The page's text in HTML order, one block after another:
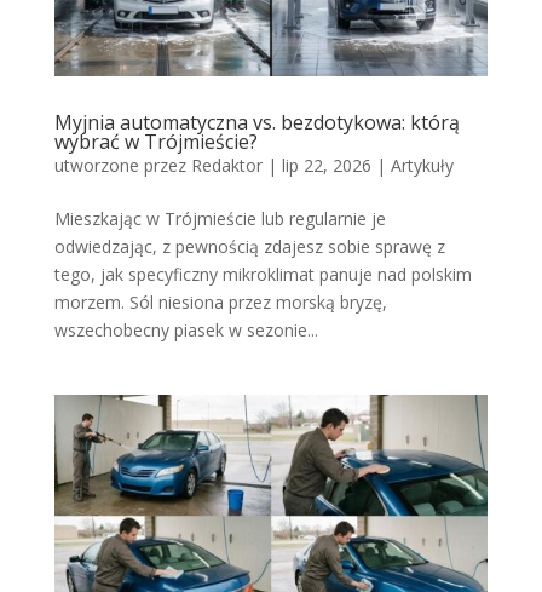
Myjnia automatyczna vs. bezdotykowa: którą
wybrać w Trójmieście?
utworzone przez Redaktor| lip 22, 2026 | Artykuły
Mieszkając w Trójmieście lub regularnie je
odwiedzając, z pewnością zdajesz sobie sprawę z
tego, jak specyficzny mikroklimat panuje nad polskim
morzem. Sól niesiona przez morską bryzę,
wszechobecny piasek w sezonie...